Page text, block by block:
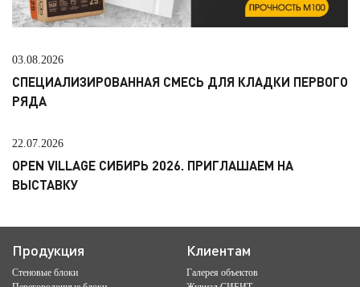
03.08.2026
СПЕЦИАЛИЗИРОВАННАЯ СМЕСЬ ДЛЯ КЛАДКИ ПЕРВОГО
РЯДА
22.07.2026
OPEN VILLAGE СИБИРЬ 2026. ПРИГЛАШАЕМ НА
ВЫСТАВКУ
Продукция
Стеновые блоки
Клиентам
Галерея объектов